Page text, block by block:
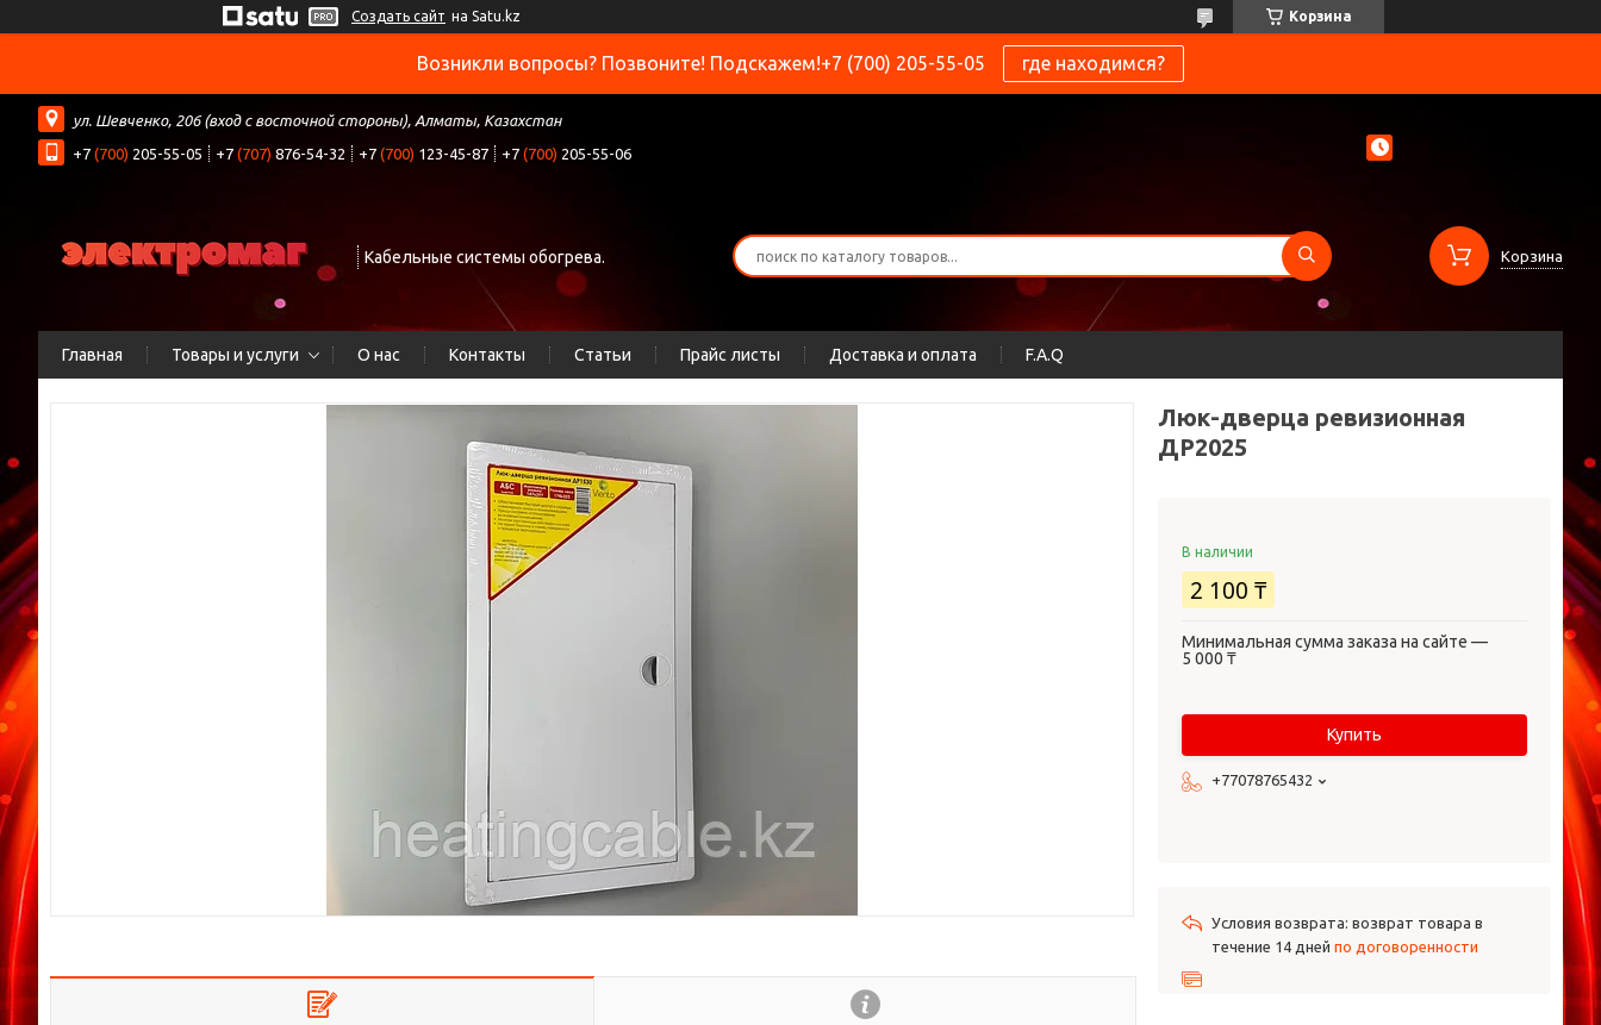
Создать сайт на Satu.kz Корзина
Возникли вопросы? Позвоните! Подскажем!+7 (700) 205-55-05 где находимся?
ул. Шевченко, 206 (вход с восточной стороны), Алматы, Казахстан
+7 (700) 205-55-05 +7 (707) 876-54-32 +7 (700) 123-45-87 +7 (700) 205-55-06
Кабельные системы обогрева. Корзина
Главная Товары и услуги О нас Контакты Статьи Прайс листы Доставка и оплата F.A.Q
Люк-дверца ревизионная
ДР2025
В наличии
2 100 ₸
Минимальная сумма заказа на сайте —
5 000 ₸
Купить
+77078765432
возврат товара в
течение 14 дней по договоренности